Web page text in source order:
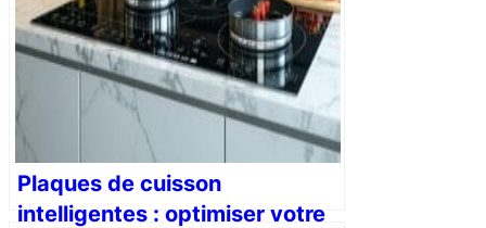
Plaques de cuisson
intelligentes : optimiser votre